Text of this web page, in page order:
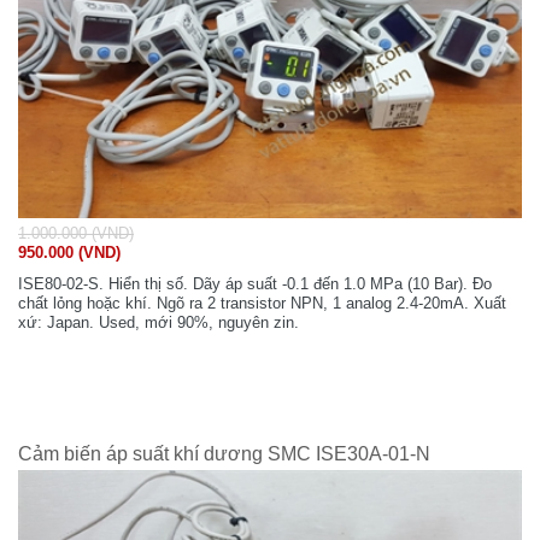
1.000.000 (VND)
950.000 (VND)
ISE80-02-S. Hiển thị số. Dãy áp suất -0.1 đến 1.0 MPa (10 Bar). Đo
chất lỏng hoặc khí. Ngõ ra 2 transistor NPN, 1 analog 2.4-20mA. Xuất
xứ: Japan. Used, mới 90%, nguyên zin.
Cảm biến áp suất khí dương SMC ISE30A-01-N